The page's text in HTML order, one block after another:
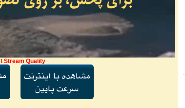
Stream Quality